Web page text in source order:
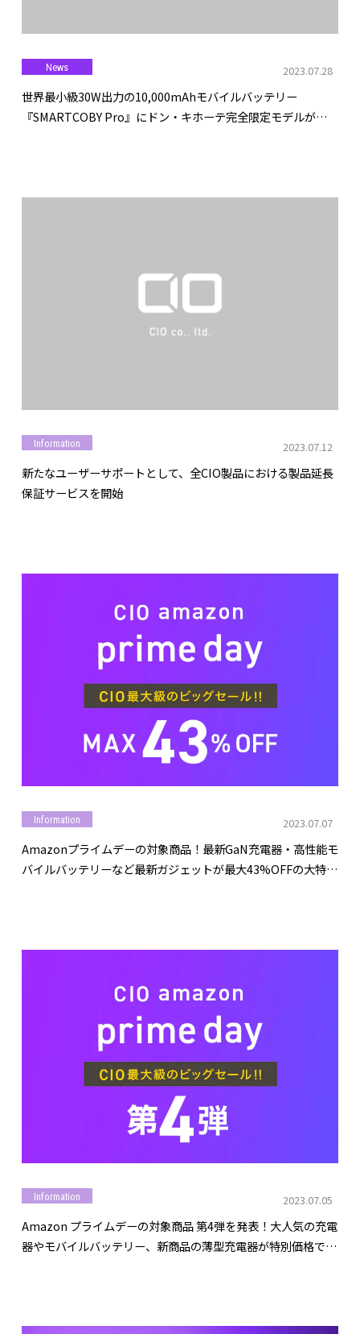
News 2023.07.28
世界最小級30W出力の10,000mAhモバイルバッテリー
『SMARTCOBY Pro』にドン・キホーテ完全限定モデルが登
Information 2023.07.12
新たなユーザーサポートとして、全CIO製品における製品延長
保証サービスを開始
Information 2023.07.07
Amazonプライムデーの対象商品！最新GaN充電器・高性能モ
バイルバッテリーなど最新ガジェットが最大43%OFFの大特
Information 2023.07.05
Amazon プライムデーの対象商品 第4弾を発表！大人気の充電
器やモバイルバッテリー、新商品の薄型充電器が特別価格で登